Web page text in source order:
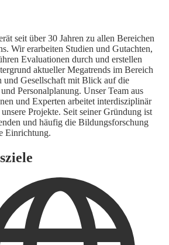
seit über 30 Jahren zu allen Bereichen
Wir erarbeiten Studien und Gutachten,
Evaluationen durch und erstellen
aktueller Megatrends im Bereich
und Gesellschaft mit Blick auf die
Personalplanung. Unser Team aus
und Experten arbeitet interdisziplinär
Projekte. Seit seiner Gründung ist
und häufig die Bildungsforschung
Einrichtung.